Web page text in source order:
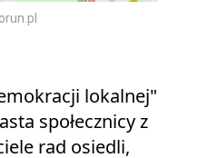
lokalnej"
społecznicy z
rad osiedli,